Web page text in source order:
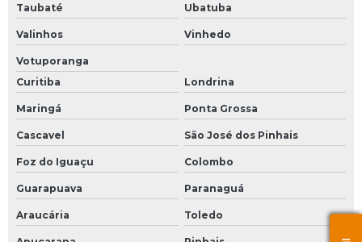
Taubaté Ubatuba
Valinhos Vinhedo
Votuporanga
Curitiba
Londrina
Maringá Ponta Grossa
Cascavel São José dos Pinhais
Foz do Iguaçu Colombo
Guarapuava Paranaguá
Araucária Toledo